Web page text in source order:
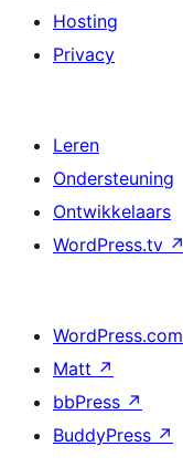
Hosting
Privacy
Leren
Ondersteuning
Ontwikkelaars
WordPress.tv ↗
WordPress.com
Matt ↗
bbPress ↗
BuddyPress ↗